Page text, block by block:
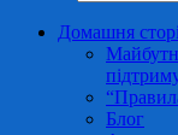
Домашня
Блог